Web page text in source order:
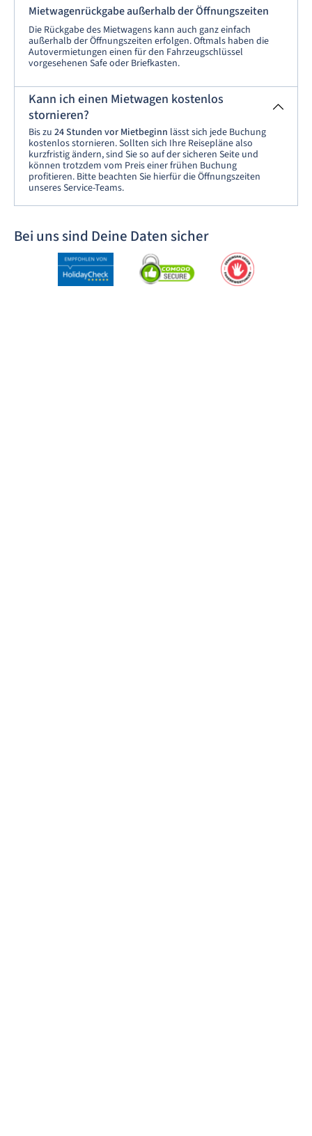
Mietwagenrückgabe außerhalb der Öffnungszeiten
Die Rückgabe des Mietwagens kann auch ganz einfach
außerhalb der Öffnungszeiten erfolgen. Oftmals haben die
Autovermietungen einen für den Fahrzeugschlüssel
vorgesehenen Safe oder Briefkasten.
Kann ich einen Mietwagen kostenlos
stornieren?
Bis zu 24 Stunden vor Mietbeginn lässt sich jede Buchung
kostenlos stornieren. Sollten sich Ihre Reisepläne also
kurzfristig ändern, sind Sie so auf der sicheren Seite und
können trotzdem vom Preis einer frühen Buchung
profitieren. Bitte beachten Sie hierfür die Öffnungszeiten
unseres Service-Teams.
Bei uns sind Deine Daten sicher